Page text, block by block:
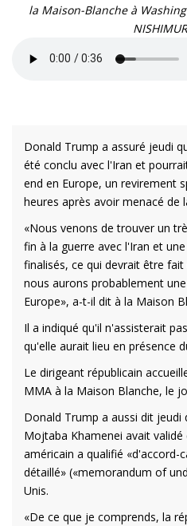
la Maison-Blanche à
Donald Trump a assuré jeudi
été conclu avec l'Iran et
end en Europe, un revirement
heures après avoir menacé de
«Nous venons de trouver un
fin à la guerre avec l'Iran et
finalisés, ce qui devrait être
nous aurons probablement
Europe», a-t-il dit à la Maison
Il a indiqué qu'il n'assisterait
qu'elle aurait lieu en présence
Le dirigeant républicain
MMA à la Maison Blanche, le
Donald Trump a aussi dit jeudi
Mojtaba Khamenei avait
américain a qualifié «d'accord-
détaillé» («memorandum of
Unis.
«De ce que je comprends, la